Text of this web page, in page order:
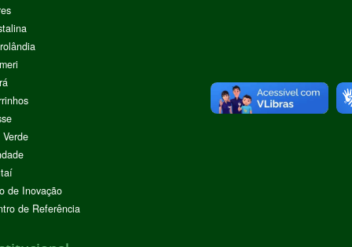
de Inovação
de Referência